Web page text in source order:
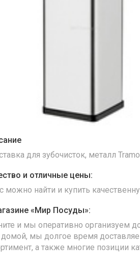
для зубочисток, металл
и отличные цены:
можно найти и купить
«Мир Посуды»:
и мы оперативно организуем
мы долгое время
а также многие позиции